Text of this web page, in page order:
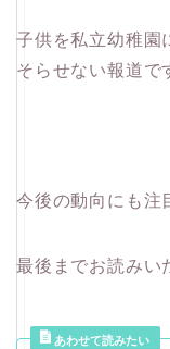
子供を私立幼稚園
そらせない報道で
今後の動向にも注
最後までお読みい